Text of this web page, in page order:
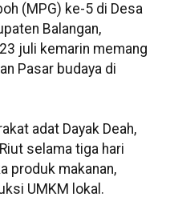
(MPG) ke-5 di Desa
Balangan,
juli kemarin memang
Pasar budaya di
adat Dayak Deah,
selama tiga hari
produk makanan,
UMKM lokal.